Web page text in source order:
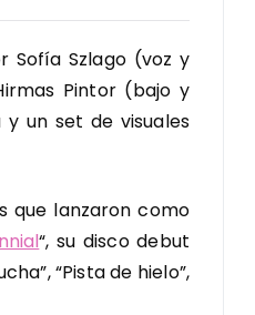
Sofía Szlago (voz y
Pintor (bajo y
un set de visuales
que lanzaron como
“, su disco debut
“Pista de hielo”,